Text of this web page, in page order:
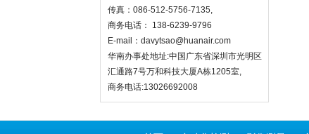
传真：086-512-5756-7135,
商务电话： 138-6239-9796
E-mail： davytsao@huanair.com
华南办事处地址:中国广东省深圳市光明区
汇通路7号万和科技大厦A栋1205室,
商务电话:13026692008